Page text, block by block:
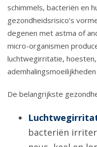
schimmels, bacteriën en
gezondheidsrisico’s
degenen met astma of
micro-organismen
luchtwegirritatie,
De belangrijkste
bacteriën